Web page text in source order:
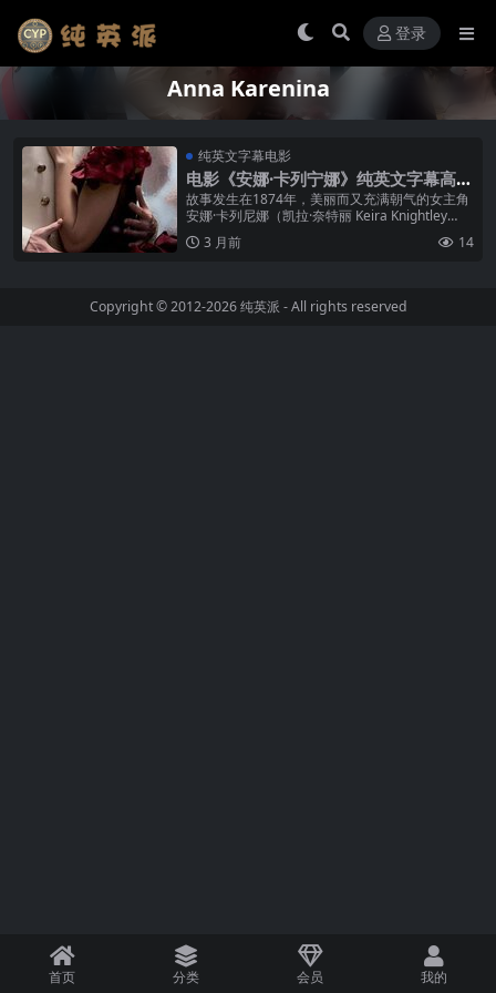
登录
Anna Karenina
纯英文字幕电影
电影《安娜·卡列宁娜》纯英文字幕高清
MP4下载
故事发生在1874年，美丽而又充满朝气的女主角
安娜·卡列尼娜（凯拉·奈特丽 Keira Knightley
饰）已经拥有了一切同龄人渴求的东西，她的丈
夫卡列宁（...
3 月前 14
Copyright © 2012-2026纯英派 - All rights reserved
首页 分类 会员 我的